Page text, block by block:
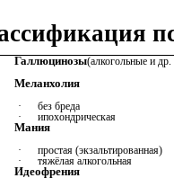
Галлюцинозы(алкогольные и
Меланхолия
·
без бреда
·
ипохондрическая
Мания
·
простая (экзальтированная)
·
тяжёлая алкогольная
Идеофрения